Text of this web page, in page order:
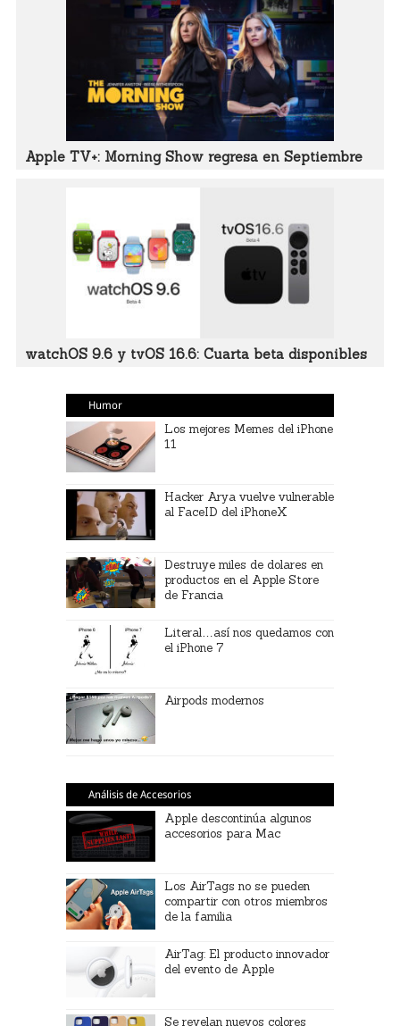
Apple TV+: Morning Show regresa en Septiembre
watchOS 9.6 y tvOS 16.6: Cuarta beta disponibles
Humor
Los mejores Memes del iPhone
11
Hacker Arya vuelve vulnerable
al FaceID del iPhoneX
Destruye miles de dolares en
productos en el Apple Store
de Francia
Literal…así nos quedamos con
el iPhone 7
Airpods modernos
Análisis de Accesorios
Apple descontinúa algunos
accesorios para Mac
Los AirTags no se pueden
compartir con otros miembros
de la familia
AirTag: El producto innovador
del evento de Apple
Se revelan nuevos colores